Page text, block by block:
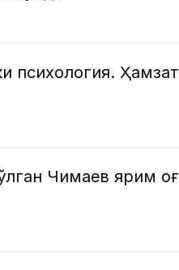
психология.
Чимаев ярим